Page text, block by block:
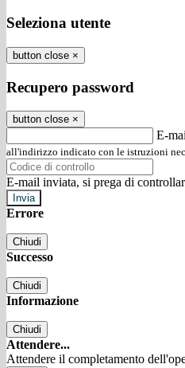
Seleziona utente
button close ×
Recupero password
button close ×
E-
all'indirizzo indicato con le istruzioni
E-mail inviata, si prega di
Errore
Chiudi
Successo
Chiudi
Informazione
Chiudi
Attendere...
Attendere il completamento